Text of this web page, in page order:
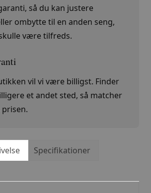
så du kan justere
ombytte til en anden seng,
være tilfreds.
vil vi være billigst. Finder
et andet sted, så matcher
Specifikationer